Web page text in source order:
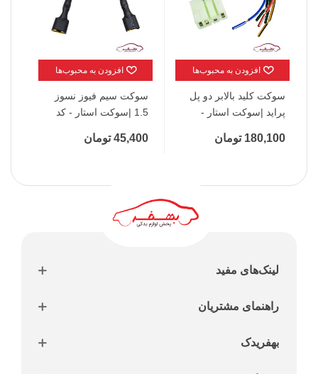
افزودن به محبوب‌ها
سوکت کلید بالابر دو پل
پراید |سوکت استار -
180,100 تومان
افزودن به محبوب‌ها
سوکت سیم فیوز نسوز
1.5 |سوکت استار - کد
45,400 تومان
لینک‌های مفید
راهنمای مشتریان
بهفریدک